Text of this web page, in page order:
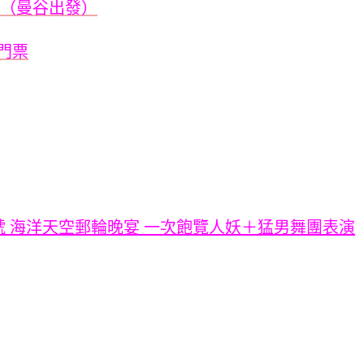
曼谷出發）
票
海洋天空郵輪晚宴 一次飽覽人妖＋猛男舞團表演